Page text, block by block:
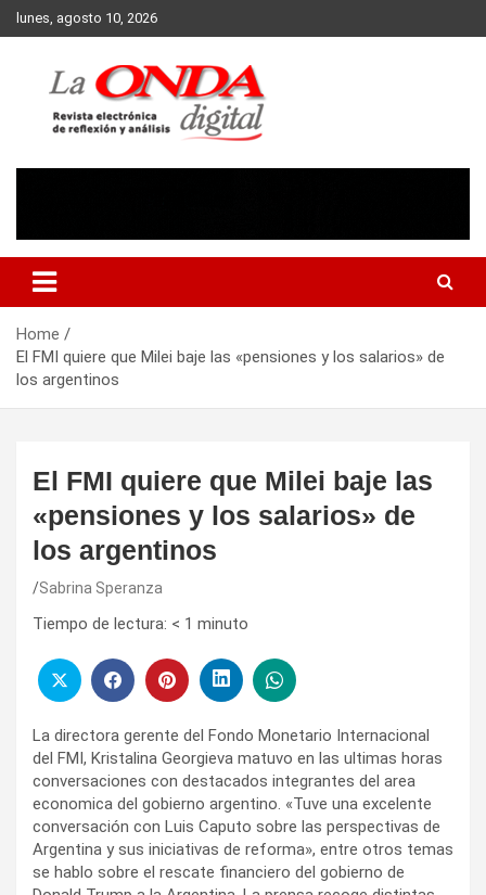
Skip
to
lunes, agosto 10, 2026
Home
El FMI quiere que Milei baje las «pensiones y los salarios» de
los argentinos
El FMI quiere que Milei baje las
«pensiones y los salarios» de
los argentinos
Sabrina Speranza
Tiempo de lectura: < 1 minuto
La directora gerente del Fondo Monetario Internacional
del FMI, Kristalina Georgieva matuvo en las ultimas horas
conversaciones con destacados integrantes del area
economica del gobierno argentino. «Tuve una excelente
conversación con Luis Caputo sobre las perspectivas de
Argentina y sus iniciativas de reforma», entre otros temas
se hablo sobre el rescate financiero del gobierno de